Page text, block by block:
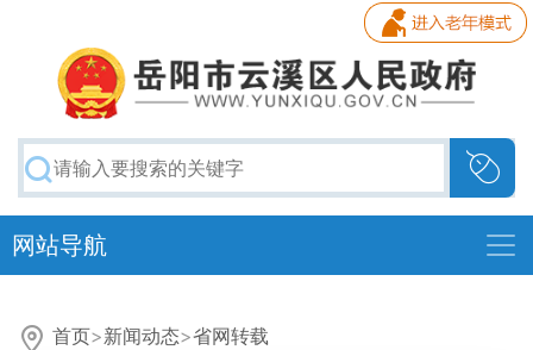
网站导航
首页>新闻动态>省网转载